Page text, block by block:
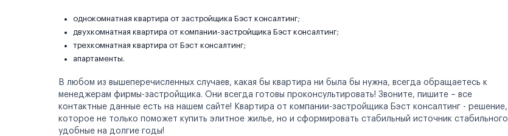
однокомнатная квартира от застройщика Бэст консалтинг;
двухкомнатная квартира от компании-застройщика Бэст консалтинг;
трехкомнатная квартира от Бэст консалтинг;
апартаменты.
В любом из вышеперечисленных случаев, какая бы квартира ни была бы нужна, всегда обращаетесь к
менеджерам фирмы-застройщика. Они всегда готовы проконсультировать! Звоните, пишите – все
контактные данные есть на нашем сайте! Квартира от компании-застройщика Бэст консалтинг - решение,
которое не только поможет купить элитное жилье, но и сформировать стабильный источник стабильного
удобные на долгие годы!